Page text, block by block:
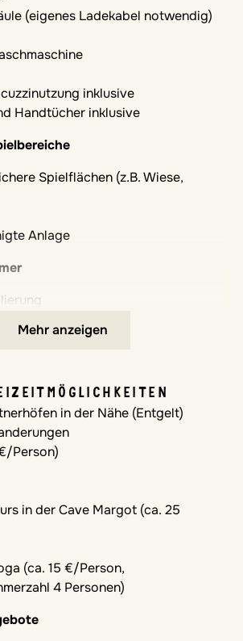
(eigenes Ladekabel notwendig)
inklusive
Handtücher inklusive
Spielflächen (z.B. Wiese,
Anlage
im Zimmer
pro Wo. 45 €/Person (vor
umfasst frisches
heißen Kaffee, Tee oder Milch,
und Marmelade (oder Honig oder
Mehr anzeigen
in der Nähe (Entgelt)
Person)
in der Cave Margot (ca. 25
(ca. 15 €/Person,
4 Personen)